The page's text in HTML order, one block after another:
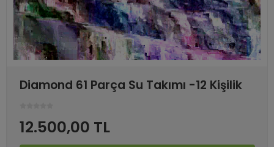
Diamond 61 Parça Su Takımı -12 Kişilik
12.500,00 TL